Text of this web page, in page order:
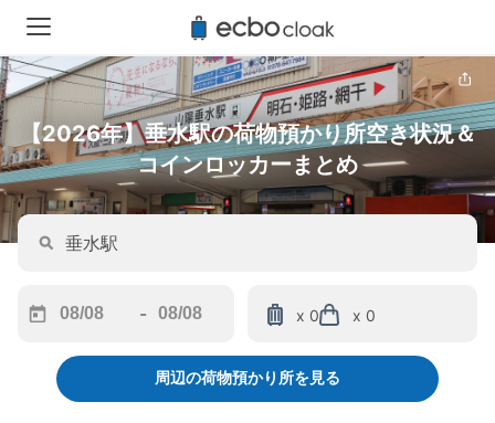
【2026年】垂水駅の荷物預かり所空き状況＆
コインロッカーまとめ
forward
interact
-
backward
to
interact
x 0 x 0
周辺の荷物預かり所を見る